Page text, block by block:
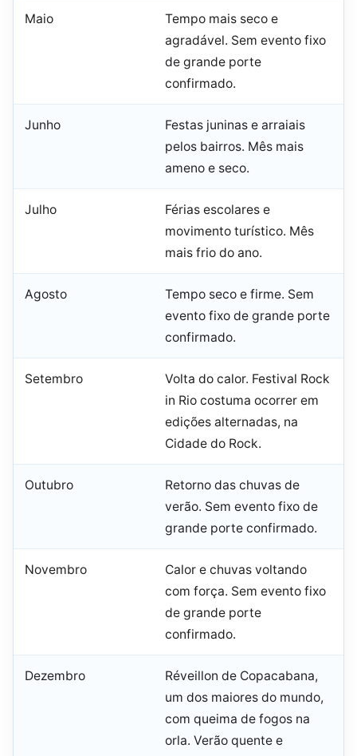
Maio
Tempo mais seco e
agradável. Sem evento fixo
de grande porte
confirmado.
Junho
Festas juninas e arraiais
pelos bairros. Mês mais
ameno e seco.
Julho
Férias escolares e
movimento turístico. Mês
mais frio do ano.
Agosto
Tempo seco e firme. Sem
evento fixo de grande porte
confirmado.
Setembro
Volta do calor. Festival Rock
in Rio costuma ocorrer em
edições alternadas, na
Cidade do Rock.
Outubro
Retorno das chuvas de
verão. Sem evento fixo de
grande porte confirmado.
Novembro
Calor e chuvas voltando
com força. Sem evento fixo
de grande porte
confirmado.
Dezembro
Réveillon de Copacabana,
um dos maiores do mundo,
com queima de fogos na
orla. Verão quente e